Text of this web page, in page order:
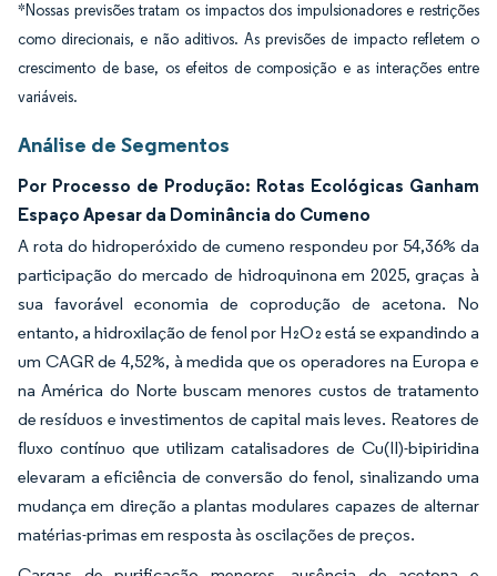
*Nossas previsões tratam os impactos dos impulsionadores e restrições
como direcionais, e não aditivos. As previsões de impacto refletem o
crescimento de base, os efeitos de composição e as interações entre
variáveis.
Análise de Segmentos
Por Processo de Produção: Rotas Ecológicas Ganham
Espaço Apesar da Dominância do Cumeno
A rota do hidroperóxido de cumeno respondeu por 54,36% da
participação do mercado de hidroquinona em 2025, graças à
sua favorável economia de coprodução de acetona. No
entanto, a hidroxilação de fenol por H₂O₂ está se expandindo a
um CAGR de 4,52%, à medida que os operadores na Europa e
na América do Norte buscam menores custos de tratamento
de resíduos e investimentos de capital mais leves. Reatores de
fluxo contínuo que utilizam catalisadores de Cu(II)-bipiridina
elevaram a eficiência de conversão do fenol, sinalizando uma
mudança em direção a plantas modulares capazes de alternar
matérias-primas em resposta às oscilações de preços.